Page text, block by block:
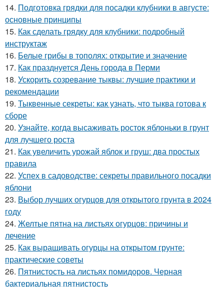
14. Подготовка грядки для посадки клубники в августе:
основные принципы
15. Как сделать грядку для клубники: подробный
инструктаж
16. Белые грибы в тополях: открытие и значение
17. Как празднуется День города в Перми
18. Ускорить созревание тыквы: лучшие практики и
рекомендации
19. Тыквенные секреты: как узнать, что тыква готова к
сборе
20. Узнайте, когда высаживать росток яблоньки в грунт
для лучшего роста
21. Как увеличить урожай яблок и груш: два простых
правила
22. Успех в садоводстве: секреты правильного посадки
яблони
23. Выбор лучших огурцов для открытого грунта в 2024
году
24. Желтые пятна на листьях огурцов: причины и
лечение
25. Как выращивать огурцы на открытом грунте:
практические советы
26. Пятнистость на листьях помидоров. Черная
бактериальная пятнистость